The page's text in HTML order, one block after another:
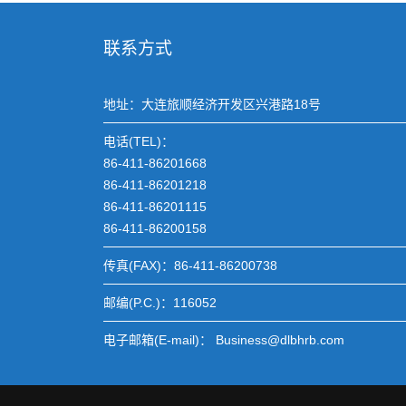
联系方式
地址：大连旅顺经济开发区兴港路18号
电话(TEL)：
86-411-86201668
86-411-86201218
86-411-86201115
86-411-86200158
传真(FAX)：86-411-86200738
邮编(P.C.)：116052
电子邮箱(E-mail)： Business@dlbhrb.com